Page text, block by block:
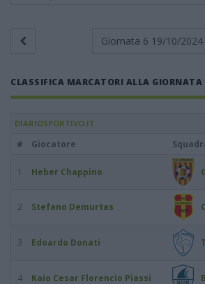
Giornata 6 19/10/2024
CLASSIFICA MARCATORI ALLA
DIARIOSPORTIVO.IT
# Giocatore
1 Heber Chappino
2 Stefano Demurtas
3 Edoardo Donati
4 Kaio Cesar Florencio Piassi